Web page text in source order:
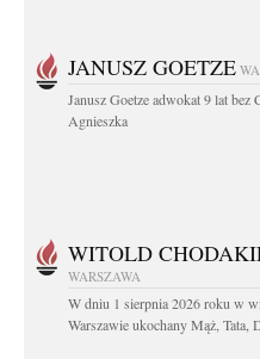
JANUSZ GOETZE
Janusz Goetze adwokat 9 lat bez
Agnieszka
WITOLD
WARSZAWA
W dniu 1 sierpnia 2026 roku w
Warszawie ukochany Mąż, Tata,